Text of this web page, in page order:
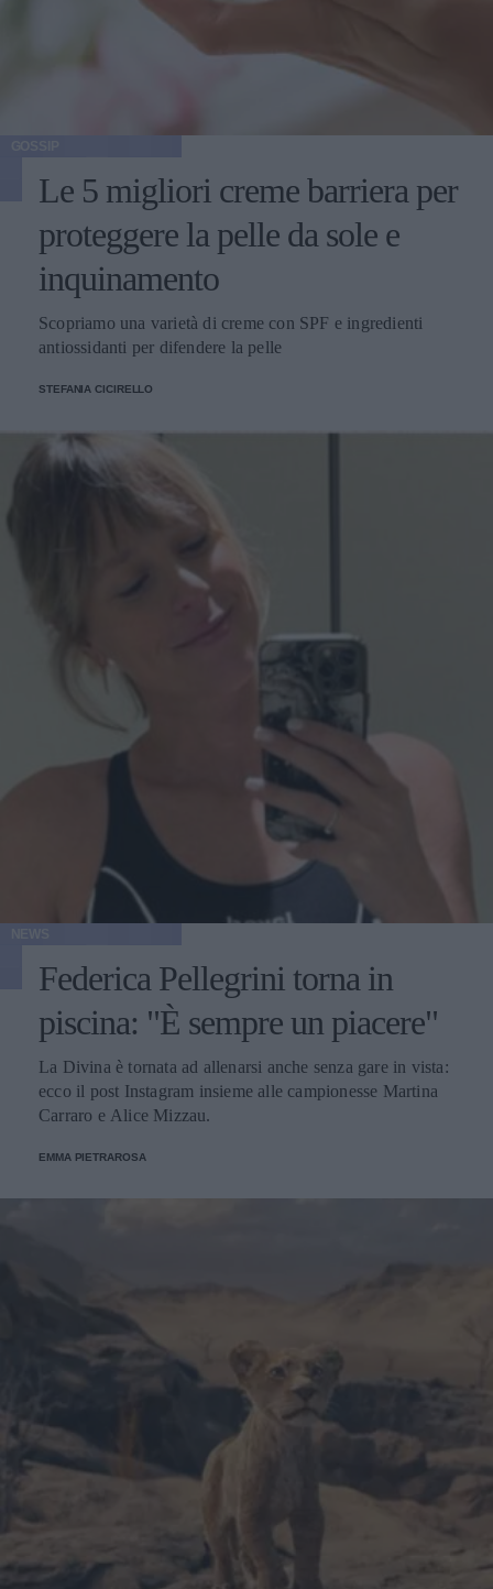
Le 5 migliori creme barriera per
proteggere la pelle da sole e
inquinamento
Scopriamo una varietà di creme con SPF e ingredienti
antiossidanti per difendere la pelle
STEFANIA CICIRELLO
Federica Pellegrini torna in
piscina: "È sempre un piacere"
La Divina è tornata ad allenarsi anche senza gare in vista:
ecco il post Instagram insieme alle campionesse Martina
Carraro e Alice Mizzau.
EMMA PIETRAROSA